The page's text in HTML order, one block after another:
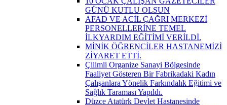
GÜNÜ KUTLU OLSUN
AFAD VE ACİL ÇAĞRI MERKEZİ
PERSONELLERİNE TEMEL
İLKYARDIM EĞİTİMİ VERİLDİ.
MİNİK ÖĞRENCİLER HASTANEMİZİ
ZİYARET ETTİ.
Çilimli Organize Sanayi Bölgesinde
Faaliyet Gösteren Bir Fabrikadaki Kadın
Çalışanlara Yönelik Farkındalık Eğitimi ve
Sağlık Taraması Yapıldı.
Düzce Atatürk Devlet Hastanesinde